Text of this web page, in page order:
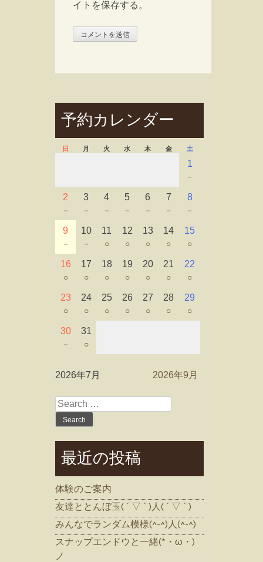
イトを保存する。
予約カレンダー
日 月 火 水 木 金 土
1
－
2
－
3
－
4
－
5
－
6
－
7
－
8
－
9
－
10
－
11
○
12
○
13
○
14
○
15
○
16
○
17
○
18
○
19
○
20
○
21
○
22
○
23
○
24
○
25
○
26
○
27
○
28
○
29
○
30
－
31
○
2026年7月 2026年9月
Search
for:
最近の投稿
体験のご案内
友達ととんぼ玉( ´ ▽ ` )人( ´ ▽ ` )
みんなでランダム模様(^-^)人(^-^)
スナップエンドウと一緒(*・ω・)
ノ